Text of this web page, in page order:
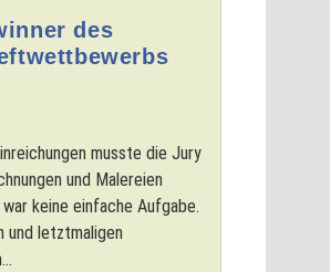
des
musste die Jury
und Malereien
war keine einfache Aufgabe.
und letztmaligen